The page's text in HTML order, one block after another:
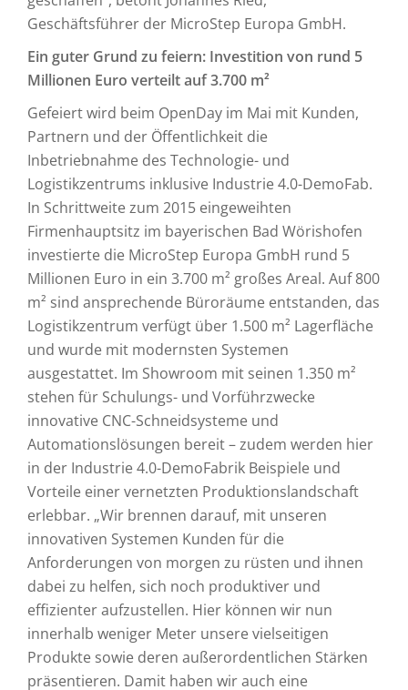
Geschäftsführer der MicroStep Europa GmbH.
Ein guter Grund zu feiern: Investition von rund 5
Millionen Euro verteilt auf 3.700 m²
Gefeiert wird beim OpenDay im Mai mit Kunden,
Partnern und der Öffentlichkeit die
Inbetriebnahme des Technologie- und
Logistikzentrums inklusive Industrie 4.0-DemoFab.
In Schrittweite zum 2015 eingeweihten
Firmenhauptsitz im bayerischen Bad Wörishofen
investierte die MicroStep Europa GmbH rund 5
Millionen Euro in ein 3.700 m² großes Areal. Auf 800
m² sind ansprechende Büroräume entstanden, das
Logistikzentrum verfügt über 1.500 m² Lagerfläche
und wurde mit modernsten Systemen
ausgestattet. Im Showroom mit seinen 1.350 m²
stehen für Schulungs- und Vorführzwecke
innovative CNC-Schneidsysteme und
Automationslösungen bereit – zudem werden hier
in der Industrie 4.0-DemoFabrik Beispiele und
Vorteile einer vernetzten Produktionslandschaft
erlebbar. „Wir brennen darauf, mit unseren
innovativen Systemen Kunden für die
Anforderungen von morgen zu rüsten und ihnen
dabei zu helfen, sich noch produktiver und
effizienter aufzustellen. Hier können wir nun
innerhalb weniger Meter unsere vielseitigen
Produkte sowie deren außerordentlichen Stärken
präsentieren. Damit haben wir auch eine